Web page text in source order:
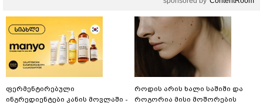
ფერმენტირებული
ინგრედიენტები კანის მოვლაში -
როდის არის ხალი საშიში და
როგორია მისი მოშორების